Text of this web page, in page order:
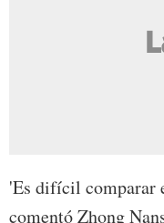
'Es difícil comparar
comentó Zhong